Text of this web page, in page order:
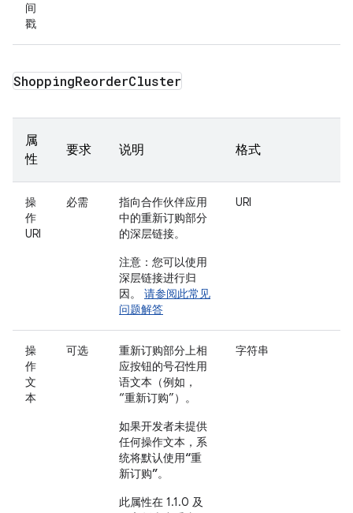
间
戳
ShoppingReorderCluster
属
性
要求 说明 格式
操
作
URI
必需
指向合作伙伴应用
中的重新订购部分
的深层链接。
注意：您可以使用
深层链接进行归
因。 请参阅此常见
问题解答
URI
操
作
文
本
可选
重新订购部分上相
应按钮的号召性用
语文本（例如，
“重新订购”）。
如果开发者未提供
任何操作文本，系
统将默认使用“重
新订购”。
此属性在 1.1.0 及
字符串